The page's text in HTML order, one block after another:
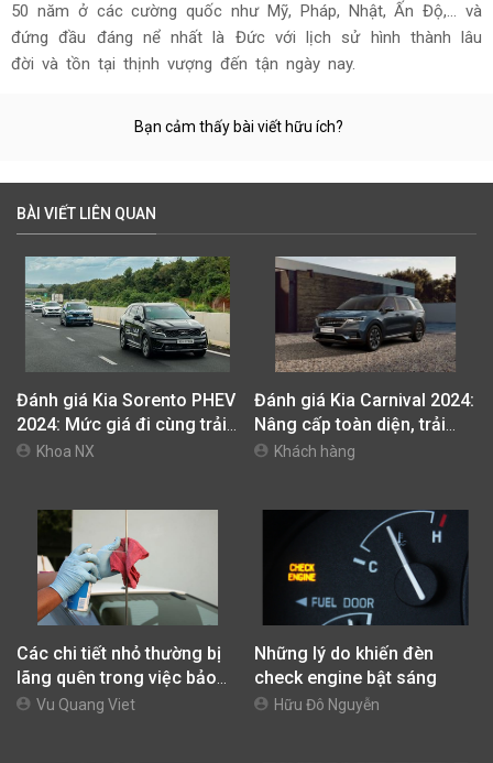
50 năm ở các cường quốc như Mỹ, Pháp, Nhật, Ấn Độ,… và
đứng đầu đáng nể nhất là Đức với lịch sử hình thành lâu
đời và tồn tại thịnh vượng đến tận ngày nay.
Bạn cảm thấy bài viết hữu ích?
BÀI VIẾT LIÊN QUAN
Đánh giá Kia Sorento PHEV
2024: Mức giá đi cùng trải
nghiệm vận hành khác biệt
Khoa NX
Đánh giá Kia Carnival 2024:
Nâng cấp toàn diện, trải
nghiệm xứng tầm
Khách hàng
Các chi tiết nhỏ thường bị
lãng quên trong việc bảo
dưỡng xe ô tô
Vu Quang Viet
Những lý do khiến đèn
check engine bật sáng
Hữu Đô Nguyễn